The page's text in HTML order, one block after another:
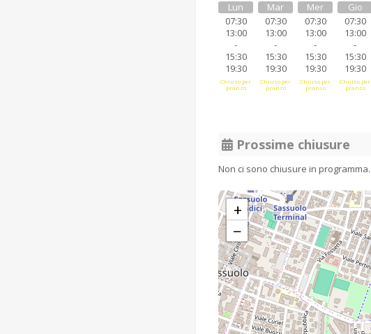
Lun
07:30
13:00
-
15:30
19:30
Chiuso per
pranzo
Mar
07:30
13:00
-
15:30
19:30
Chiuso per
pranzo
Mer
07:30
13:00
-
15:30
19:30
Chiuso per
pranzo
Gio
07:30
13:00
-
15:30
19:30
Chiuso per
pranzo
Prossime chiusure
Non ci sono chiusure in programma.
+
−